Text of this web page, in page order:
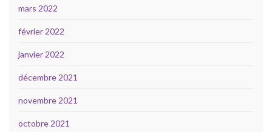
mars 2022
février 2022
janvier 2022
décembre 2021
novembre 2021
octobre 2021